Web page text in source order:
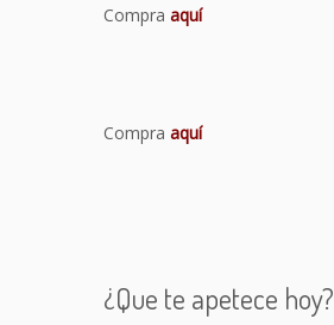
Compra aquí
Compra aquí
¿Que te apetece hoy?